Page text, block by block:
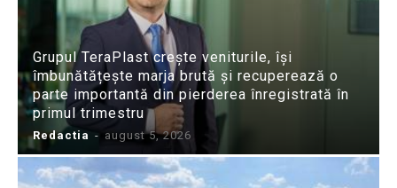
Grupul TeraPlast crește veniturile, își
îmbunătățește marja brută și recuperează o
parte importantă din pierderea înregistrată în
primul trimestru
Redactia - august 5, 2026